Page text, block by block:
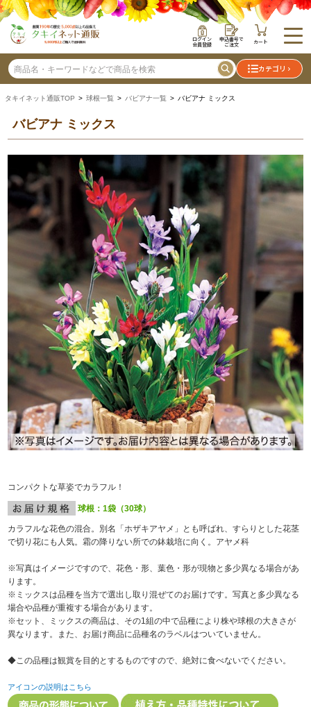
ログイン
会員登録
申込番号で
ご注文 カート
カテゴリ
タキイネット通販TOP > 球根一覧 > バビアナ一覧 > バビアナ ミックス
バビアナ ミックス
コンパクトな草姿でカラフル！
球根：1袋（30球）
カラフルな花色の混合。別名「ホザキアヤメ」とも呼ばれ、すらりとした花茎
で切り花にも人気。霜の降りない所での鉢栽培に向く。アヤメ科
※写真はイメージですので、花色・形、葉色・形が現物と多少異なる場合があ
ります。
※ミックスは品種を当方で選出し取り混ぜてのお届けです。写真と多少異なる
場合や品種が重複する場合があります。
※セット、ミックスの商品は、その1組の中で品種により株や球根の大きさが
異なります。また、お届け商品に品種名のラベルはついていません。
◆この品種は観賞を目的とするものですので、絶対に食べないでください。
アイコンの説明はこちら